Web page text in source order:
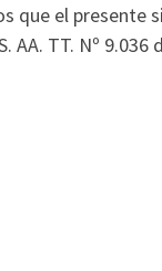
que el presente
AA. TT. Nº